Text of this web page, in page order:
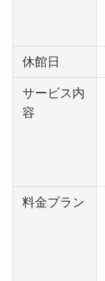
休館日
サービス内
容
料金プラン